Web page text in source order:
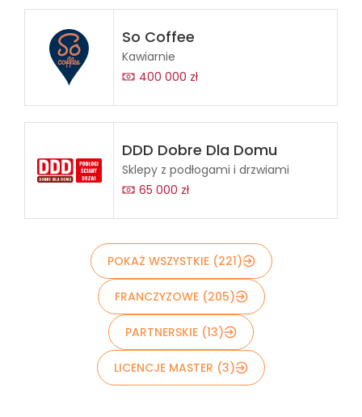
So Coffee
Kawiarnie
400 000 zł
DDD Dobre Dla Domu
Sklepy z podłogami i drzwiami
65 000 zł
POKAŻ WSZYSTKIE (221)
FRANCZYZOWE (205)
PARTNERSKIE (13)
LICENCJE MASTER (3)